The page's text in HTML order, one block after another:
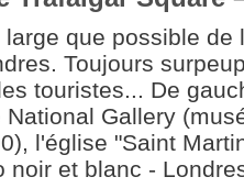
que possible de
Toujours
touristes... De
Gallery
l'église "Saint
noir et blanc -